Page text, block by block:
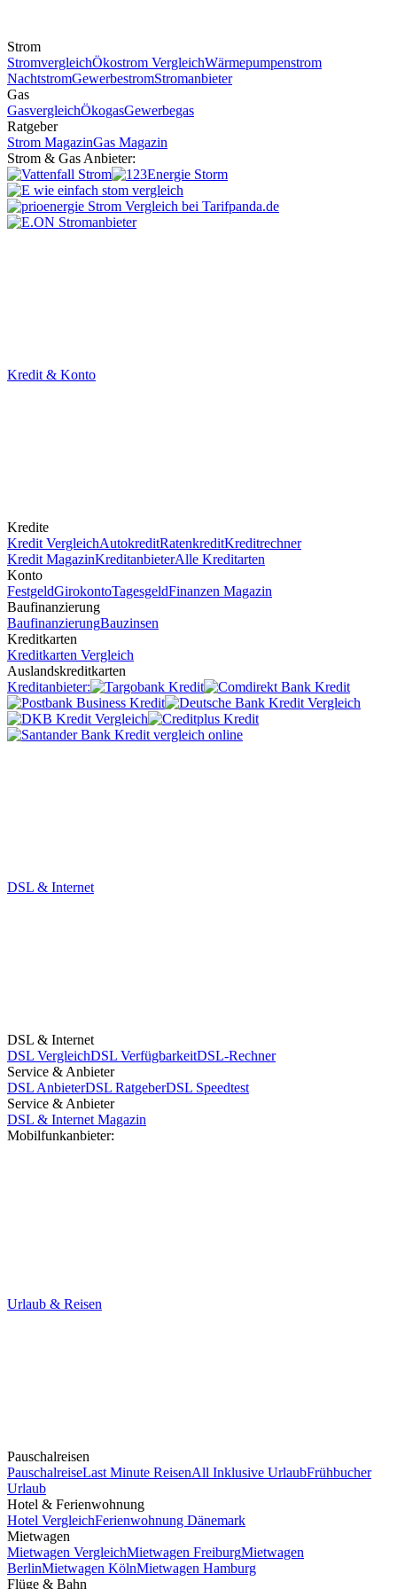
Strom
StromvergleichÖkostrom VergleichWärmepumpenstrom
NachtstromGewerbestromStromanbieter
Gas
GasvergleichÖkogasGewerbegas
Ratgeber
Strom MagazinGas Magazin
Strom & Gas Anbieter:
Kredit & Konto
Kredite
Kredit VergleichAutokreditRatenkreditKreditrechner
Kredit MagazinKreditanbieterAlle Kreditarten
Konto
FestgeldGirokontoTagesgeldFinanzen Magazin
Baufinanzierung
BaufinanzierungBauzinsen
Kreditkarten
Kreditkarten Vergleich
Auslandskreditkarten
Kreditanbieter:
DSL & Internet
DSL & Internet
DSL VergleichDSL VerfügbarkeitDSL-Rechner
Service & Anbieter
DSL AnbieterDSL RatgeberDSL Speedtest
Service & Anbieter
DSL & Internet Magazin
Mobilfunkanbieter:
Urlaub & Reisen
Pauschalreisen
PauschalreiseLast Minute ReisenAll Inklusive UrlaubFrühbucher
Urlaub
Hotel & Ferienwohnung
Hotel VergleichFerienwohnung Dänemark
Mietwagen
Mietwagen VergleichMietwagen FreiburgMietwagen
BerlinMietwagen KölnMietwagen Hamburg
Flüge & Bahn